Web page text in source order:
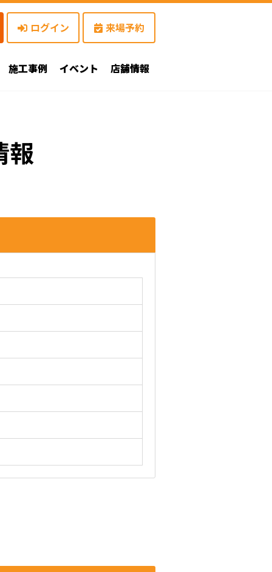
ログイン 来場予約
施工事例 イベント 店舗情報
報